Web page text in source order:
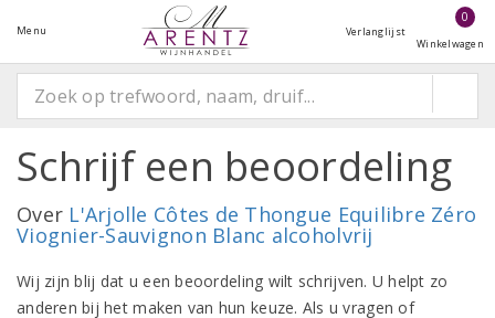
Menu Verlanglijst
0
Winkelwagen
Schrijf een beoordeling
Over L'Arjolle Côtes de Thongue Equilibre Zéro
Viognier-Sauvignon Blanc alcoholvrij
Wij zijn blij dat u een beoordeling wilt schrijven. U helpt zo
anderen bij het maken van hun keuze. Als u vragen of